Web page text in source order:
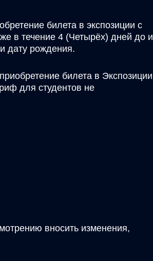
билета в экспозиции с
в течение 4 (Четырёх) дней до и
дату рождения.
билета в Экспозиции
для студентов не
вносить изменения,